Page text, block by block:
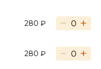
280 ₽ − +
280 ₽ − +